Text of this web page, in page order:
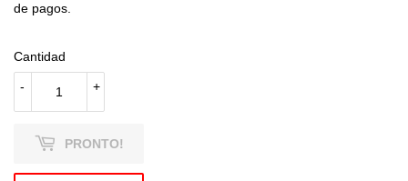
de pagos.
Cantidad
+
-
PRONTO!